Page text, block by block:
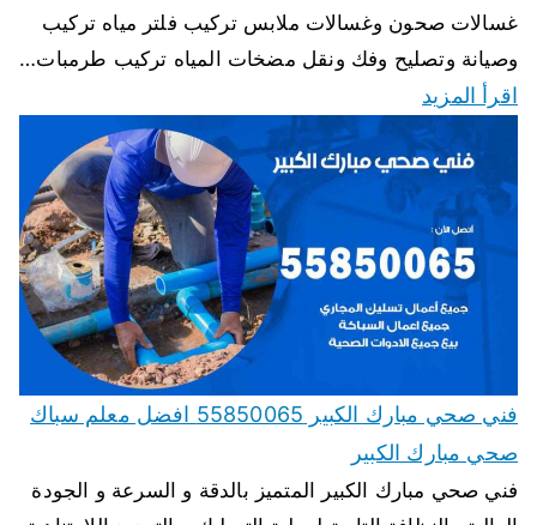
غسالات صحون وغسالات ملابس تركيب فلتر مياه تركيب
وصيانة وتصليح وفك ونقل مضخات المياه تركيب طرمبات…
اقرأ المزيد
فني صحي مبارك الكبير 55850065 افضل معلم سباك
صحي مبارك الكبير
فني صحي مبارك الكبير المتميز بالدقة و السرعة و الجودة